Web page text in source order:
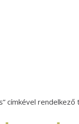
címkével rendelkező